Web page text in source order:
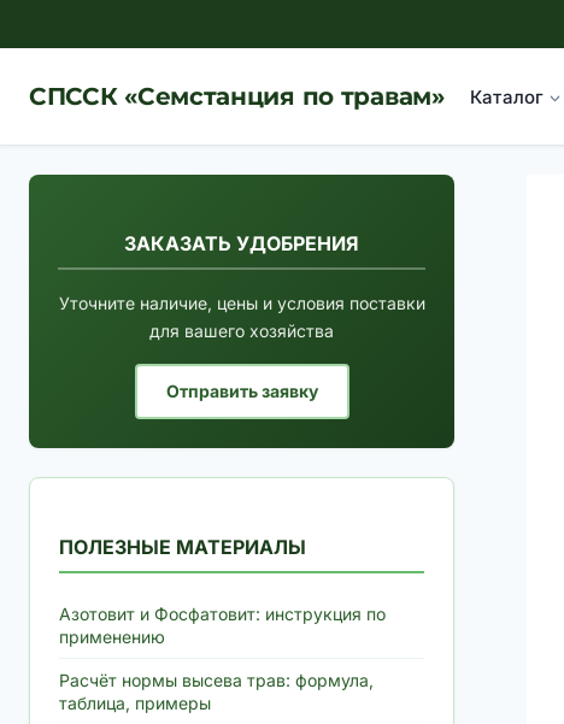
к
содержимому
СПССК «Семстанция по травам» Каталог
ЗАКАЗАТЬ УДОБРЕНИЯ
Уточните наличие, цены и условия поставки
для вашего хозяйства
Отправить заявку
ПОЛЕЗНЫЕ МАТЕРИАЛЫ
Азотовит и Фосфатовит: инструкция по
применению
Расчёт нормы высева трав: формула,
таблица, примеры